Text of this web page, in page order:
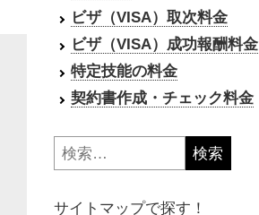
ビザ（VISA）取次料金
ビザ（VISA）成功報酬料金
特定技能の料金
契約書作成・チェック料金
検
索:
サイトマップで探す ！